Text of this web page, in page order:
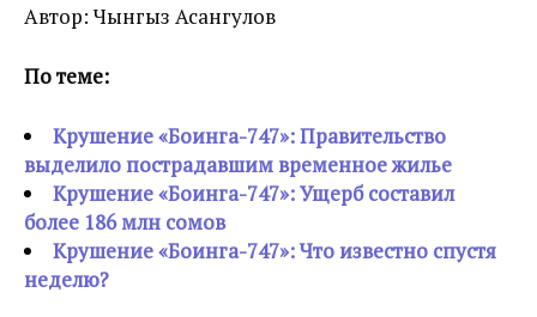
Автор: Чынгыз Асангулов
По теме:
Крушение «Боинга-747»: Правительство
выделило пострадавшим временное жилье
Крушение «Боинга-747»: Ущерб составил
более 186 млн сомов
Крушение «Боинга-747»: Что известно спустя
неделю?